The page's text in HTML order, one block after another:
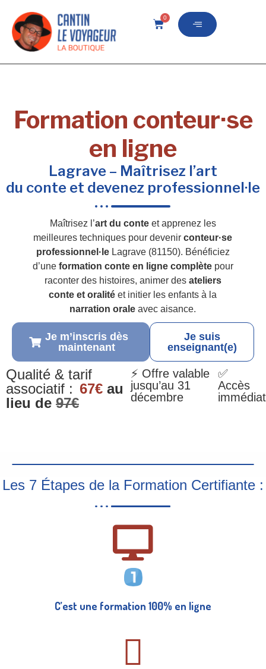
0
Formation conteur·se
en ligne
Lagrave – Maîtrisez l’art
du conte et devenez professionnel·le
Maîtrisez l’art du conteet apprenez les
meilleures techniques pour devenirconteur·se
professionnel·leLagrave (81150). Bénéficiez
d’une formation conte en ligne complètepour
raconter des histoires, animer des ateliers
conte et oralité et initier les enfants à la
narration orale avec aisance.
Je m’inscris dès
maintenant
Je suis
enseignant(e)
Qualité & tarif
associatif : 67€ au
lieu de 97€
⚡ Offre valable
jusqu’au 31
décembre
✅
Accès
immédiat
Les 7 Étapes de la Formation Certifiante :
C’est une formation 100% en ligne